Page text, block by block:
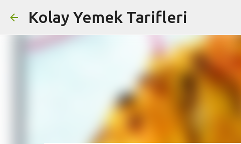
Kolay Yemek Tarifleri